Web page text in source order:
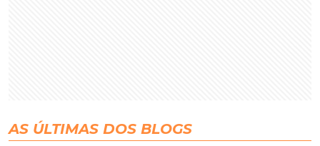
AS ÚLTIMAS DOS BLOGS